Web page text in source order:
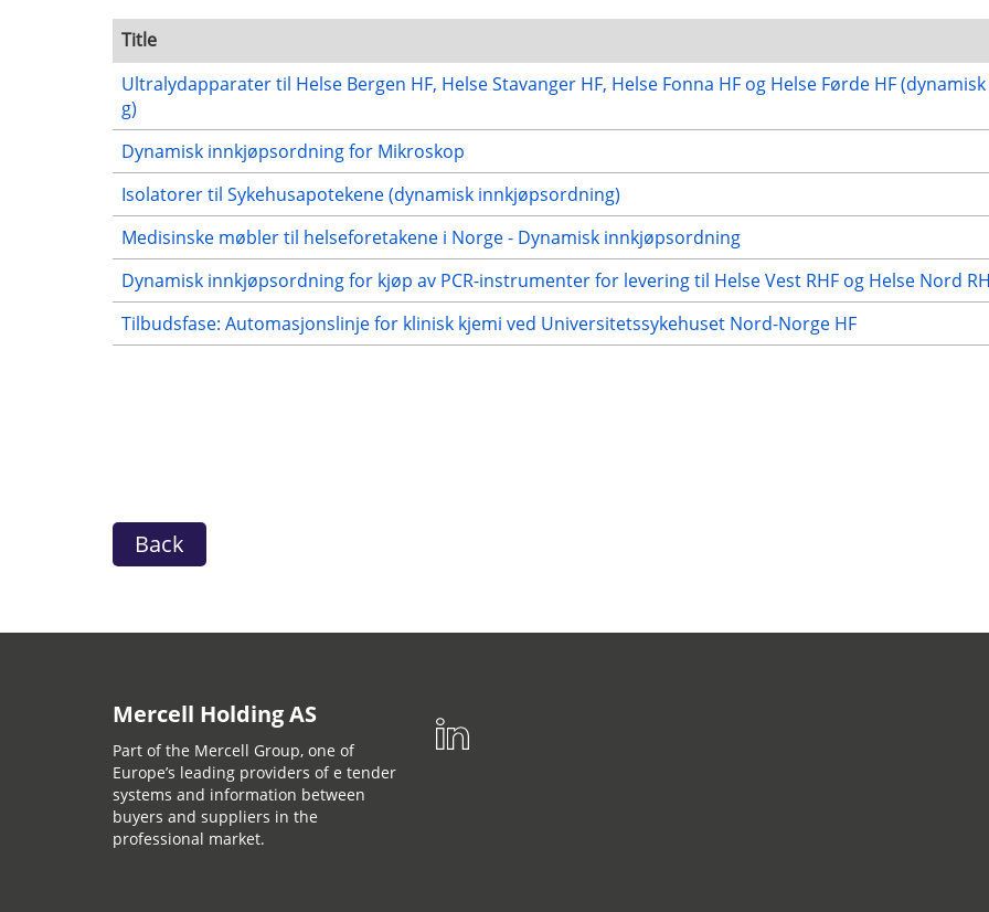
Title
Ultralydapparater til Helse Bergen HF, Helse Stavanger HF, Helse Fonna HF og Helse Førde HF
g)
Dynamisk innkjøpsordning for Mikroskop
Isolatorer til Sykehusapotekene (dynamisk innkjøpsordning)
Medisinske møbler til helseforetakene i Norge - Dynamisk innkjøpsordning
Dynamisk innkjøpsordning for kjøp av PCR-instrumenter for levering til Helse Vest RHF og Helse Nord
Tilbudsfase: Automasjonslinje for klinisk kjemi ved Universitetssykehuset Nord-Norge HF
Back
Mercell Holding AS
Part of the Mercell Group, one of
Europe’s leading providers of e tender
systems and information between
buyers and suppliers in the
professional market.